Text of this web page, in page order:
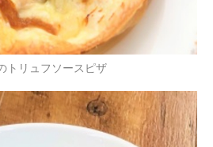
トリュフソースピザ